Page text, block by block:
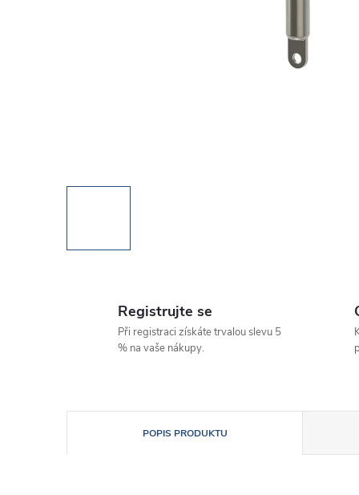
Registrujte se
Při registraci získáte trvalou slevu 5
% na vaše nákupy.
POPIS PRODUKTU